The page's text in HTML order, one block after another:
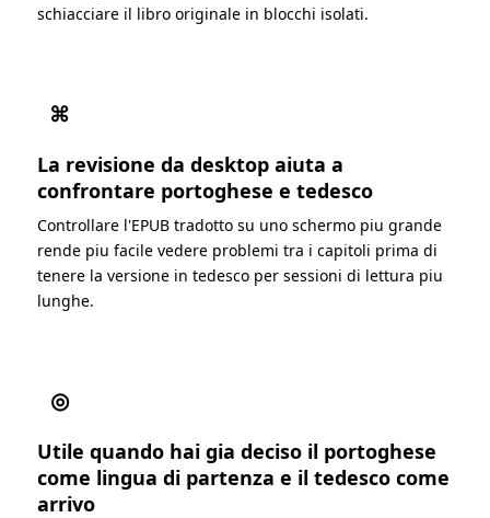
schiacciare il libro originale in blocchi isolati.
⌘
La revisione da desktop aiuta a
confrontare portoghese e tedesco
Controllare l'EPUB tradotto su uno schermo piu grande
rende piu facile vedere problemi tra i capitoli prima di
tenere la versione in tedesco per sessioni di lettura piu
lunghe.
◎
Utile quando hai gia deciso il portoghese
come lingua di partenza e il tedesco come
arrivo